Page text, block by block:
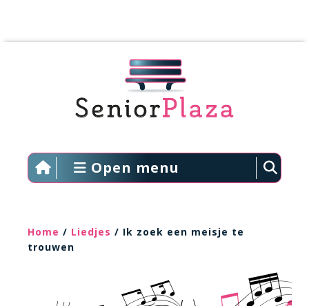
Open menu
Home / Liedjes / Ik zoek een meisje te
trouwen